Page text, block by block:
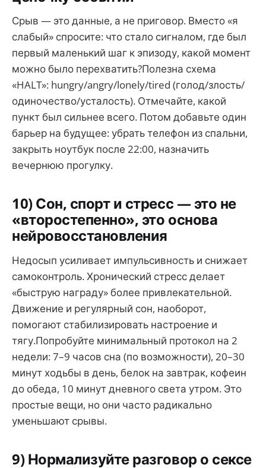
Срыв — это данные, а не приговор. Вместо «я
слабый» спросите: что стало сигналом, где был
первый маленький шаг к эпизоду, какой момент
можно было перехватить?Полезна схема
«HALT»: hungry/angry/lonely/tired (голод/злость/
одиночество/усталость). Отмечайте, какой
пункт был сильнее всего. Потом добавьте один
барьер на будущее: убрать телефон из спальни,
закрыть ноутбук после 22:00, назначить
вечернюю прогулку.
10) Сон, спорт и стресс — это не
«второстепенно», это основа
нейровосстановления
Недосып усиливает импульсивность и снижает
самоконтроль. Хронический стресс делает
«быструю награду» более привлекательной.
Движение и регулярный сон, наоборот,
помогают стабилизировать настроение и
тягу.Попробуйте минимальный протокол на 2
недели: 7–9 часов сна (по возможности), 20–30
минут ходьбы в день, белок на завтрак, кофеин
до обеда, 10 минут дневного света утром. Это
простые вещи, но они часто радикально
уменьшают срывы.
9) Нормализуйте разговор о сексе